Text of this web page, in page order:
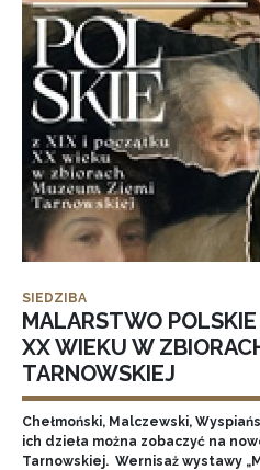
SIEDZIBA
MALARSTWO
XX WIEKU W
TARNOWSKIEJ
Chełmoński, Malczewski,
ich dzieła można zobaczyć na
Tarnowskiej. Wernisaż wystawy